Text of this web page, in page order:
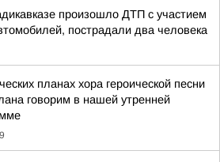
произошло ДТП с участием
пострадали два человека
планах хора героической песни
говорим в нашей утренней